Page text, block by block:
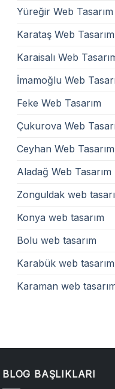
Yüreğir Web Tasarım
Karataş Web Tasarım
Karaisalı Web
İmamoğlu Web
Feke Web Tasarım
Çukurova Web
Ceyhan Web Tasarım
Aladağ Web Tasarım
Zonguldak web
Konya web tasarım
Bolu web tasarım
Karabük web tasarım
Karaman web
BLOG BAŞLIKLARI